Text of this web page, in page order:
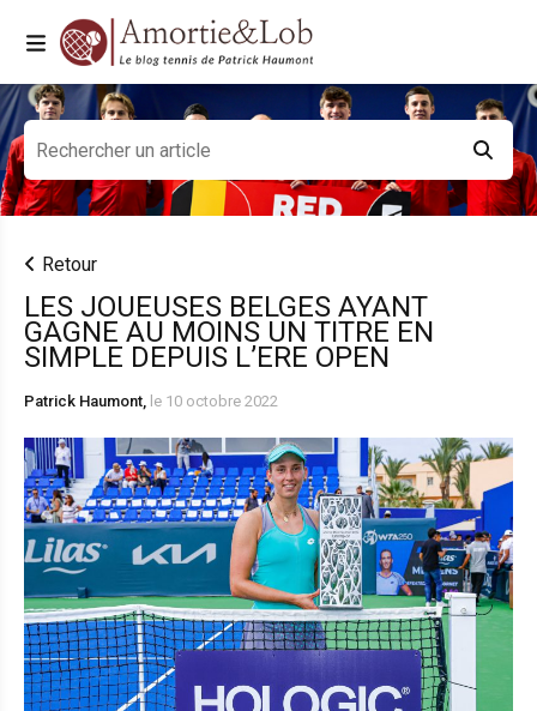
Retour
LES JOUEUSES BELGES AYANT
GAGNE AU MOINS UN TITRE EN
SIMPLE DEPUIS L’ERE OPEN
Patrick Haumont, le 10 octobre 2022